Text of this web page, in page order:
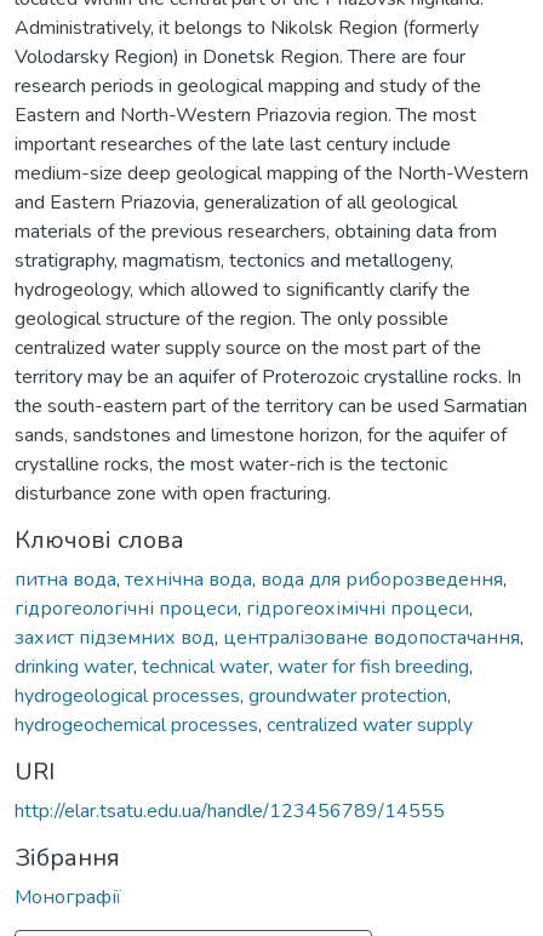
Administratively, it belongs to Nikolsk Region (formerly
Volodarsky Region) in Donetsk Region. There are four
research periods in geological mapping and study of the
Eastern and North-Western Priazovia region. The most
important researches of the late last century include
medium-size deep geological mapping of the North-Western
and Eastern Priazovia, generalization of all geological
materials of the previous researchers, obtaining data from
stratigraphy, magmatism, tectonics and metallogeny,
hydrogeology, which allowed to significantly clarify the
geological structure of the region. The only possible
centralized water supply source on the most part of the
territory may be an aquifer of Proterozoic crystalline rocks. In
the south-eastern part of the territory can be used Sarmatian
sands, sandstones and limestone horizon, for the aquifer of
crystalline rocks, the most water-rich is the tectonic
disturbance zone with open fracturing.
Ключові слова
питна вода, технічна вода, вода для риборозведення,
гідрогеологічні процеси, гідрогеохімічні процеси,
захист підземних вод, централізоване водопостачання,
drinking water, technical water, water for fish breeding,
hydrogeological processes, groundwater protection,
hydrogeochemical processes, centralized water supply
URI
http://elar.tsatu.edu.ua/handle/123456789/14555
Зібрання
Монографії